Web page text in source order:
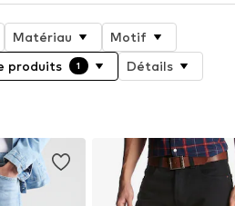
Matériau
Motif
produits 1
Détails